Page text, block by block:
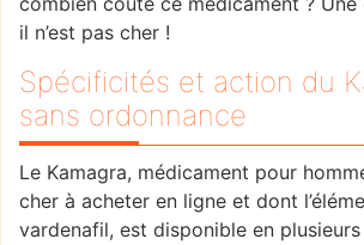
il n’est pas cher !
Spécificités et action du
sans ordonnance
Le Kamagra, médicament pour
cher à acheter en ligne et dont
vardenafil, est disponible en plusieurs